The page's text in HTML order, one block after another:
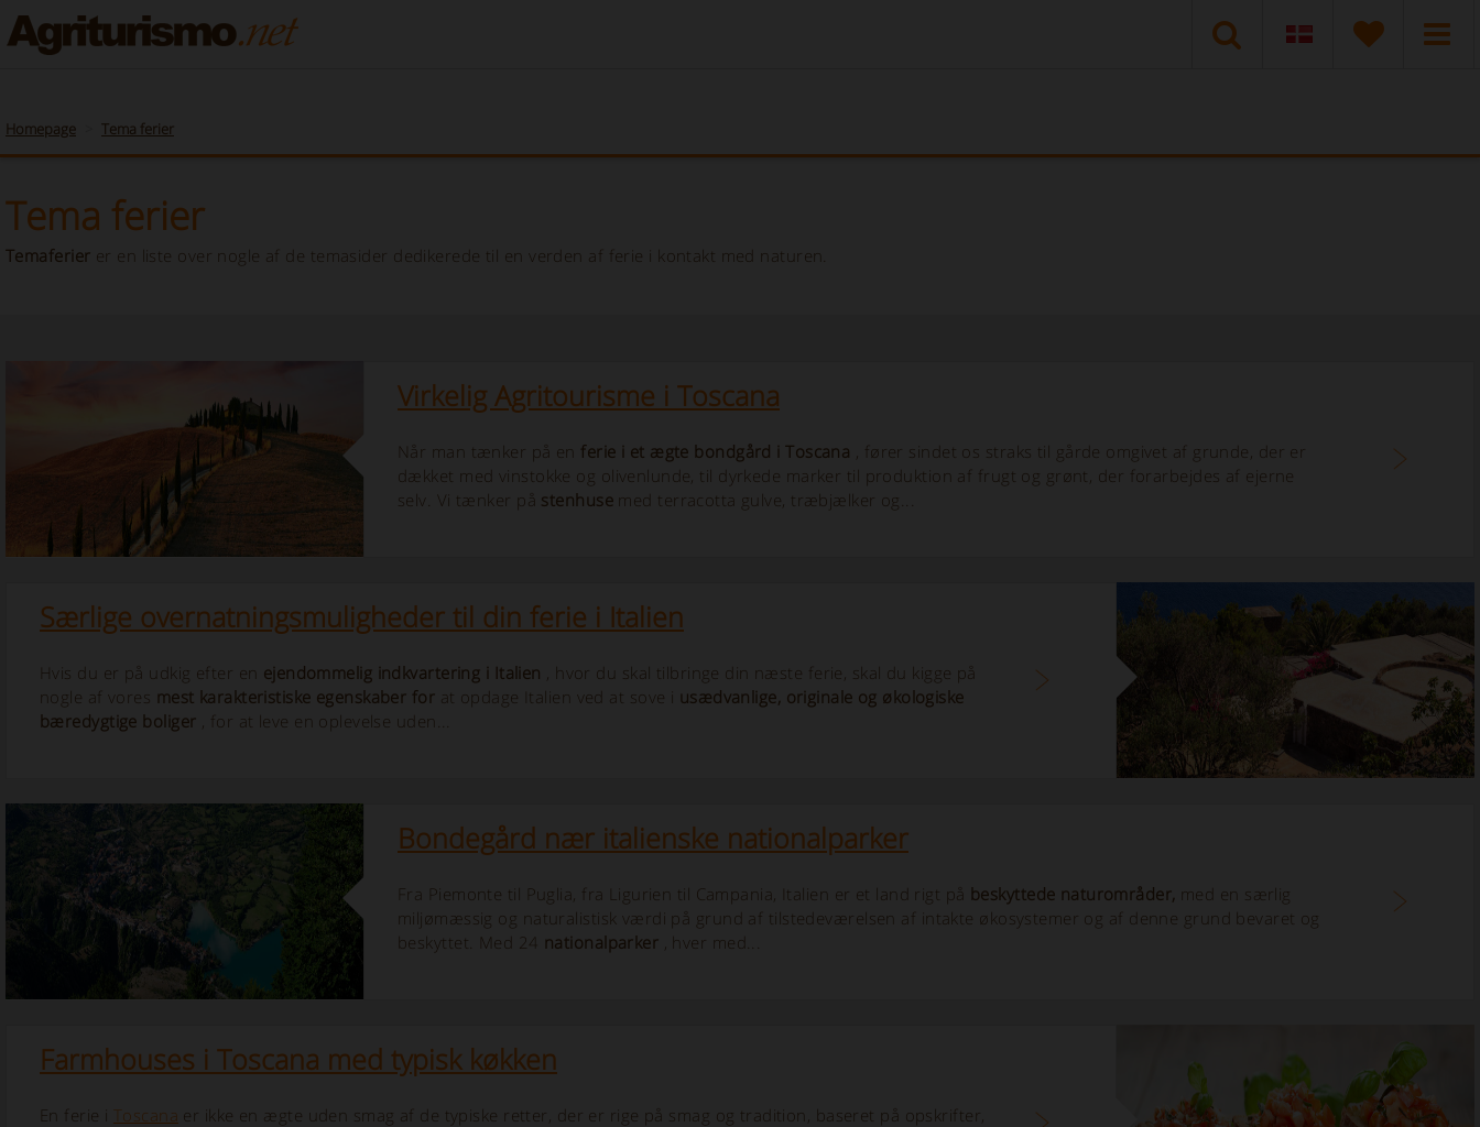
Toscana Italien ferie i Agriturismo, stuehuse, Bondegårdsferie, Villas, Hotel, Bed & Breakfast
Homepage Tema ferier
Tema ferier
Temaferier er en liste over nogle af de temasider dedikerede til en verden af ​​ferie i kontakt med naturen.
Virkelig Agritourisme i Toscana
Når man tænker på en ferie i et ægte bondgård i Toscana , fører sindet os straks til gårde omgivet af grunde, der er
dækket med vinstokke og olivenlunde, til dyrkede marker til produktion af frugt og grønt, der forarbejdes af ejerne
selv. Vi tænker på stenhusemed terracotta gulve, træbjælker og...
Særlige overnatningsmuligheder til din ferie i Italien
Hvis du er på udkig efter en ejendommelig indkvartering i Italien , hvor du skal tilbringe din næste ferie, skal du kigge på
nogle af vores mest karakteristiske egenskaber for at opdage Italien ved at sove i usædvanlige, originale og økologiske
bæredygtige boliger , for at leve en oplevelse uden...
Bondegård nær italienske nationalparker
Fra Piemonte til Puglia, fra Ligurien til Campania, Italien er et land rigt på beskyttede naturområder, med en særlig
miljømæssig og naturalistisk værdi på grund af tilstedeværelsen af intakte økosystemer og af denne grund bevaret og
beskyttet. Med 24 nationalparker , hver med...
Farmhouses i Toscana med typisk køkken
En ferie i Toscana er ikke en ægte uden smag af de typiske retter, der er rige på smag og tradition, baseret på opskrifter,